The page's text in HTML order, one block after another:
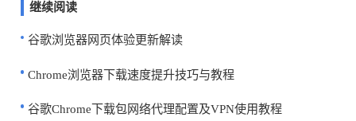
继续阅读
谷歌浏览器网页体验更新解读
Chrome浏览器下载速度提升技巧与教程
谷歌Chrome下载包网络代理配置及VPN使用教程